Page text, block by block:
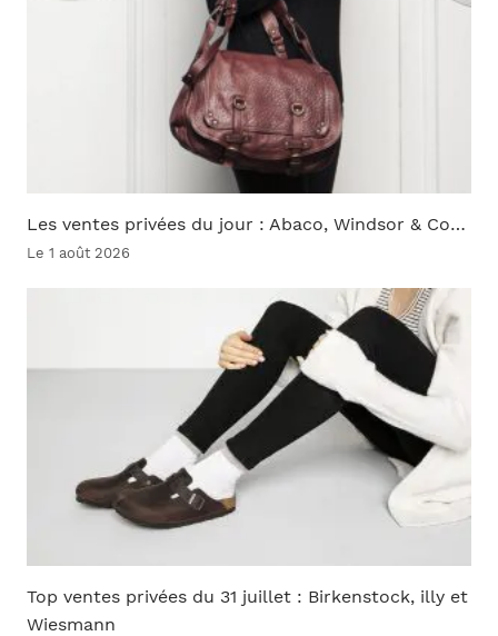
Les ventes privées du jour : Abaco, Windsor & Co…
Le 1 août 2026
Top ventes privées du 31 juillet : Birkenstock, illy et
Wiesmann